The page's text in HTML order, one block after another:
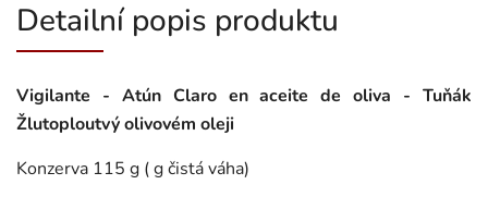
Detailní popis produktu
Vigilante - Atún Claro en aceite de oliva - Tuňák
Žlutoploutvý olivovém oleji
Konzerva 115 g ( g čistá váha)